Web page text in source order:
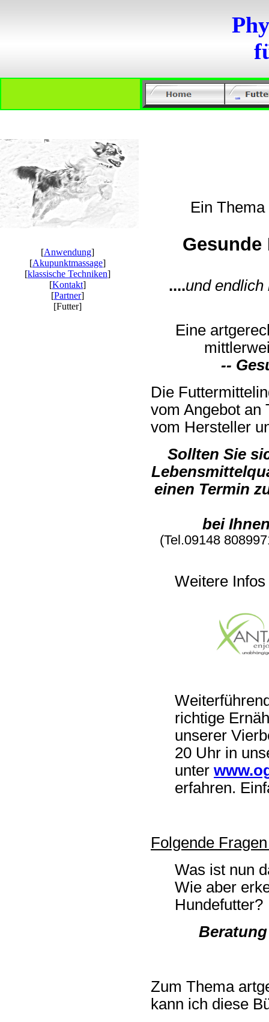
[Anwendung]
[Akupunktmassage]
[klassische Techniken]
[Kontakt]
[Partner]
[Futter]
Ein
....und endlich
Eine
--
Die
vom Angebot an
vom Hersteller
Sollten Sie
einen Termin
bei
(Tel.09148
Weitere
richtige
unserer
20 Uhr in
unter
erfahren.
Folgende
Was ist nun
Wie aber
Hundefutter?
Zum Thema
kann ich diese